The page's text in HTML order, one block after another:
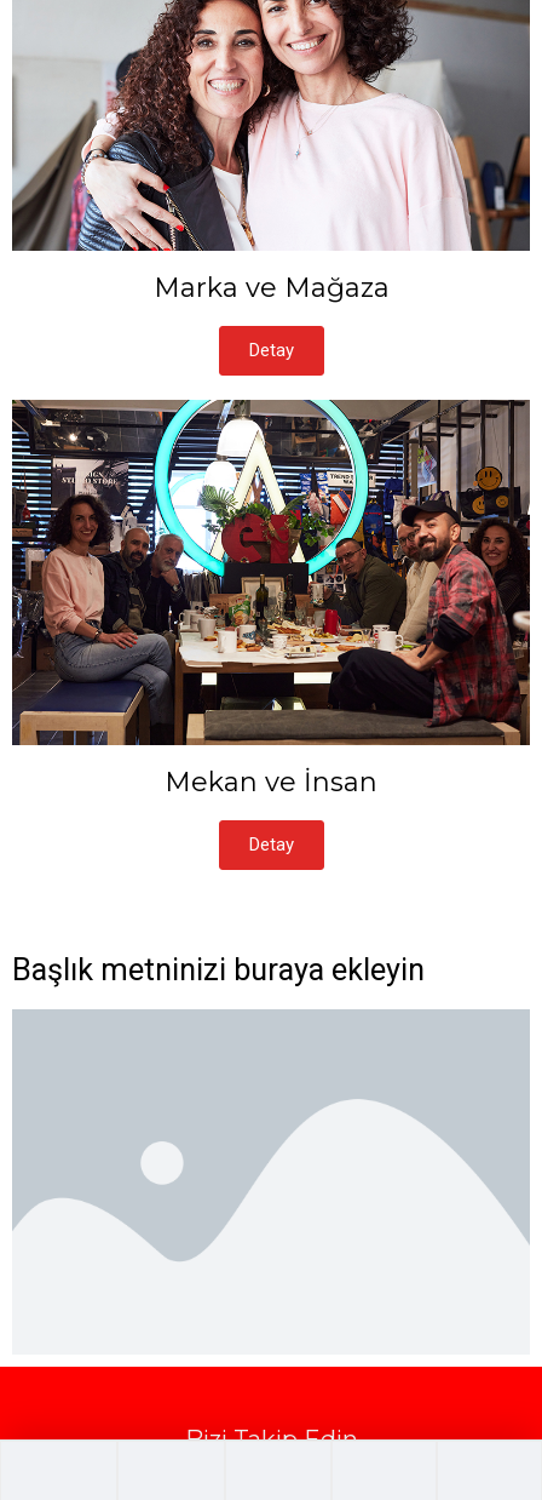
Marka ve Mağaza
Detay
Mekan ve İnsan
Detay
Başlık metninizi buraya ekleyin
Bizi Takip Edin